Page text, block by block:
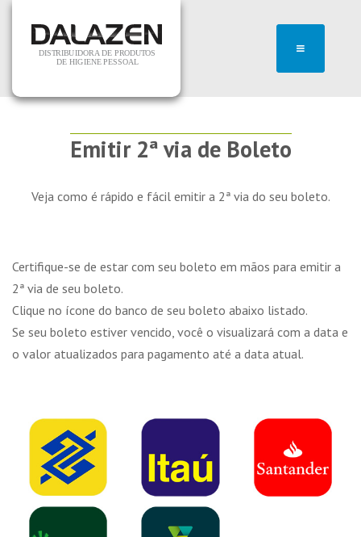
Emitir 2ª via de Boleto
Veja como é rápido e fácil emitir a 2ª via do seu boleto.
Certifique-se de estar com seu boleto em mãos para emitir a
2ª via de seu boleto.
Clique no ícone do banco de seu boleto abaixo listado.
Se seu boleto estiver vencido, você o visualizará com a data e
o valor atualizados para pagamento até a data atual.